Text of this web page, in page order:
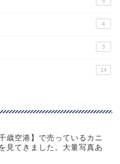
4
3
14
歳空港】で売っているカニ
見てきました。大量写真あ